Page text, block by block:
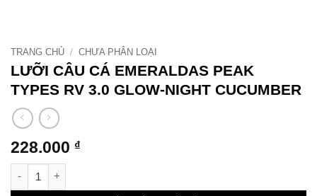
TRANG CHỦ / CHƯA PHÂN LOẠI
LƯỠI CÂU CÁ EMERALDAS PEAK
TYPES RV 3.0 GLOW-NIGHT CUCUMBER
228.000 ₫